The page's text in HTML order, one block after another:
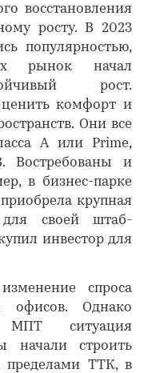
восстановления
росту. В 2023
популярностью,
рынок начал
рост.
комфорт и
Они все
A или Prime,
Востребованы и
в бизнес-парке
крупная
для своей штаб-
инвестор для
спроса
офисов. Однако
МПТ ситуация
начали строить
пределами ТТК, в